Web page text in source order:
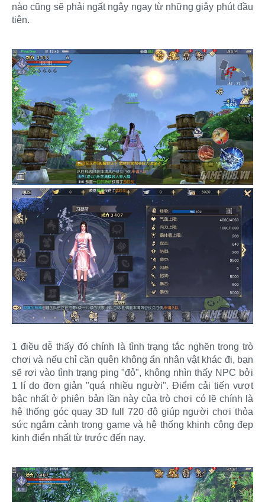
nào cũng sẽ phải ngất ngây ngay từ những giây phút đầu
tiên.
1 điều dễ thấy đó chính là tình trạng tắc nghẽn trong trò
chơi và nếu chỉ cần quên không ẩn nhân vật khác đi, bạn
sẽ rơi vào tình trạng ping "đỏ", không nhìn thấy NPC bởi
1 lí do đơn giản "quá nhiều người". Điểm cải tiến vượt
bậc nhất ở phiên bản lần này của trò chơi có lẽ chính là
hệ thống góc quay 3D full 720 độ giúp người chơi thỏa
sức ngắm cảnh trong game và hệ thống khinh công đẹp
kinh điển nhất từ trước đến nay.​